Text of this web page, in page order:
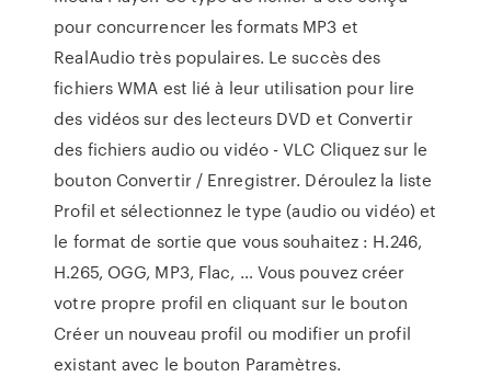
pour concurrencer les formats MP3 et
RealAudio très populaires. Le succès des
fichiers WMA est lié à leur utilisation pour lire
des vidéos sur des lecteurs DVD et Convertir
des fichiers audio ou vidéo - VLC Cliquez sur le
bouton Convertir / Enregistrer. Déroulez la liste
Profil et sélectionnez le type (audio ou vidéo) et
le format de sortie que vous souhaitez : H.246,
H.265, OGG, MP3, Flac, … Vous pouvez créer
votre propre profil en cliquant sur le bouton
Créer un nouveau profil ou modifier un profil
existant avec le bouton Paramètres.